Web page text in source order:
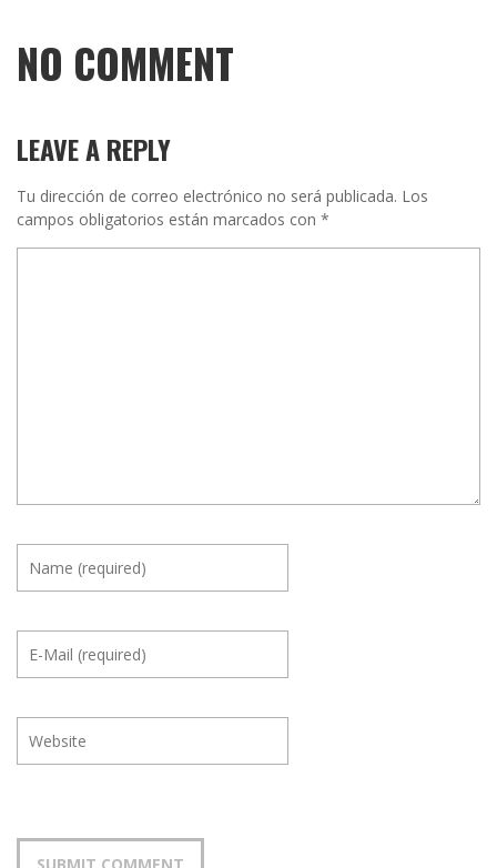
NO COMMENT
LEAVE A REPLY
Tu dirección de correo electrónico no será publicada. Los
campos obligatorios están marcados con *